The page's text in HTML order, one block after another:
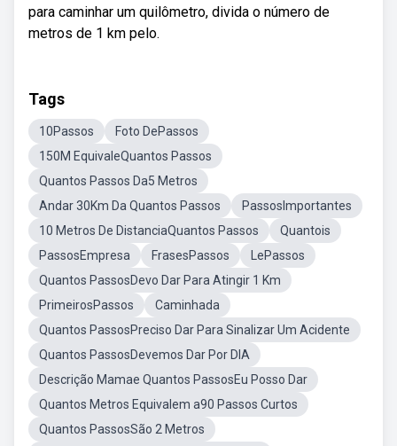
para caminhar um quilômetro, divida o número de
metros de 1 km pelo.
Tags
10Passos
Foto DePassos
150M EquivaleQuantos Passos
Quantos Passos Da5 Metros
Andar 30Km Da Quantos Passos
PassosImportantes
10 Metros De DistanciaQuantos Passos
Quantois
PassosEmpresa
FrasesPassos
LePassos
Quantos PassosDevo Dar Para Atingir 1 Km
PrimeirosPassos
Caminhada
Quantos PassosPreciso Dar Para Sinalizar Um Acidente
Quantos PassosDevemos Dar Por DIA
Descrição Mamae Quantos PassosEu Posso Dar
Quantos Metros Equivalem a90 Passos Curtos
Quantos PassosSão 2 Metros